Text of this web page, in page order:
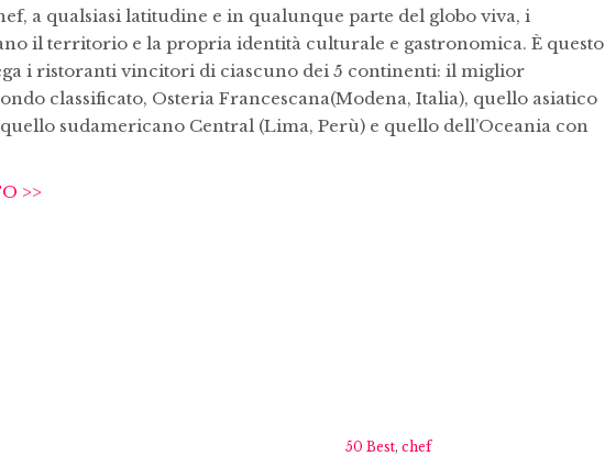
a qualsiasi latitudine e in qualunque parte del globo viva, i
il territorio e la propria identità culturale e gastronomica. È questo
i ristoranti vincitori di ciascuno dei 5 continenti: il miglior
classificato, Osteria Francescana(Modena, Italia), quello asiatico
sudamericano Central (Lima, Perù) e quello dell’Oceania con
>>
50 Best, chef